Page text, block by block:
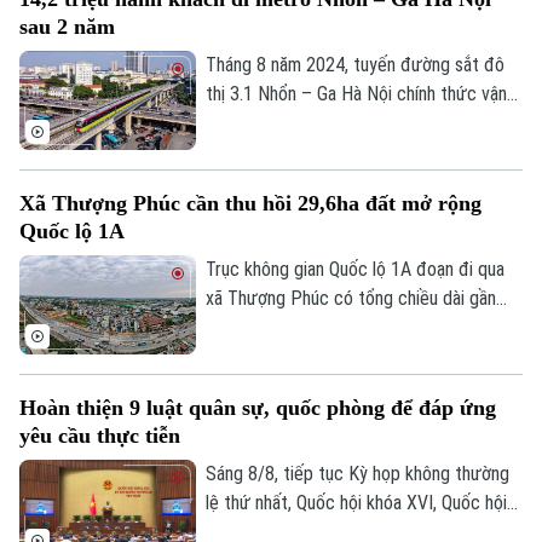
nhọn dẫn tới các vụ nổ lốp, Cục CSGT đã
hướng xử lý, bảo vệ quyền lợi người tham
gia giao thông.
sau 2 năm
Tháng 8 năm 2024, tuyến đường sắt đô
thị 3.1 Nhổn – Ga Hà Nội chính thức vận
tổng cộng gần 14,2 triệu lượt hành khách.
Xã Thượng Phúc cần thu hồi 29,6ha đất mở rộng
Quốc lộ 1A
Trục không gian Quốc lộ 1A đoạn đi qua
xã Thượng Phúc có tổng chiều dài gần
Hoàn thiện 9 luật quân sự, quốc phòng để đáp ứng
yêu cầu thực tiễn
Sáng 8/8, tiếp tục Kỳ họp không thường
lệ thứ nhất, Quốc hội khóa XVI, Quốc hội